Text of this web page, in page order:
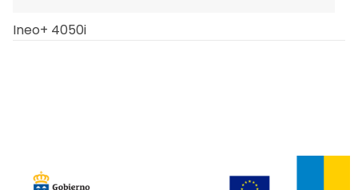
Ineo+ 4050i